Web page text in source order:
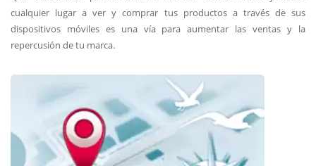
cualquier lugar a ver y comprar tus productos a través de sus
dispositivos móviles es una vía para aumentar las ventas y la
repercusión de tu marca.